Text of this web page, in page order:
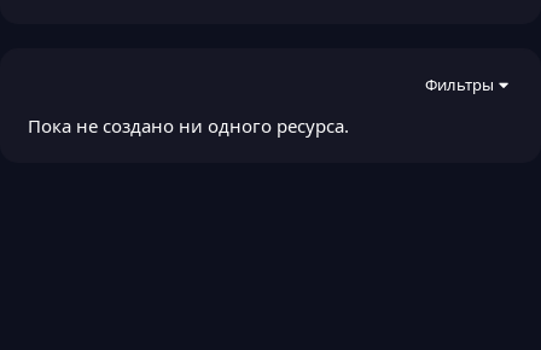
Фильтры
Пока не создано ни одного ресурса.